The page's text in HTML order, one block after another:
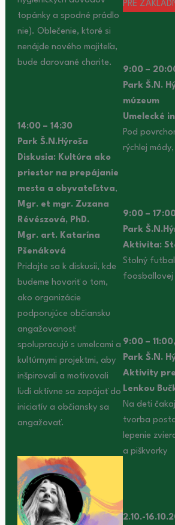
topánky a spodné prádlo
nie). Oblečenie, ktoré si
nenájde nového majiteľa,
bude darované charite.
14:00 – 14:30
Park Š.N.Hýroša
Diskusia: Kultúra ako
priestor na prepájanie
mesta a obyvateľstva,
Mgr. et mgr. Zuzana
Révészová, PhD.
Mgr. art. Katarína
Pšenáková
Pridajte sa k diskusii, kde
budeme hovoriť o tom,
ako organizácie
podporujúce občiansku
angažovanosť
spolupracujú s umelcami a
kultúrnymi projektmi, aby
inšpirovali a motivovali
ľudí aktívne sa zapájať do
iniciatív a občiansky sa
angažovať.
PRE
9:00 –
Park Š.N.
múzeum
Umelecké
Pod
rýchlej
9:00 –
Park
Aktivita:
Stolný
foosballovej
9:00 –
Park Š.N.
Aktivity
Lenkou
Na deti
tvorba
lepenie
a piškvorky
2.10.-